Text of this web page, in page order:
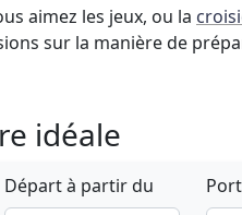
aimez les jeux, ou la
sur la manière de
idéale
Départ à partir du